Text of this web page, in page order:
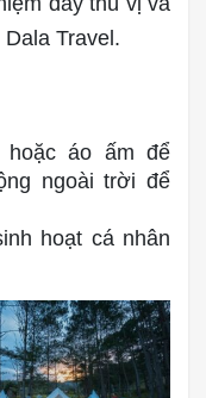
Travel.
hoặc áo ấm để
ngoài trời để
hoạt cá nhân